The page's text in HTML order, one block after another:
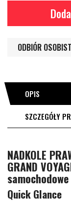
ODBIÓR
OPIS
SZCZEGÓŁY
NADKOLE
GRAND
Quick Glance